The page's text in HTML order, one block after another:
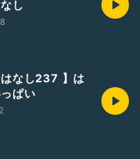
し
なし237 】は
ぱい